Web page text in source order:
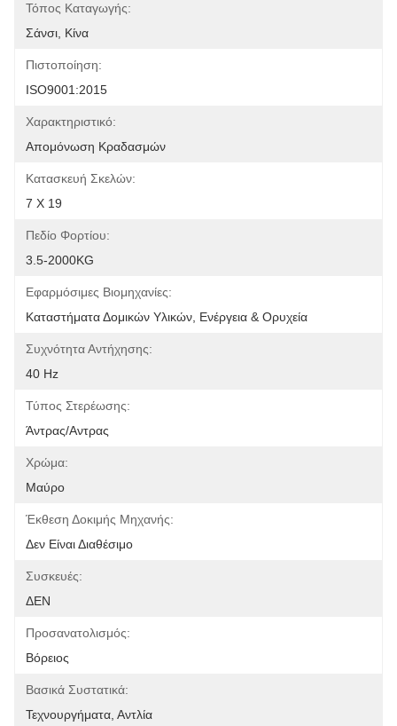
Τόπος Καταγωγής:
Σάνσι, Κίνα
Πιστοποίηση:
ISO9001:2015
Χαρακτηριστικό:
Απομόνωση Κραδασμών
Κατασκευή Σκελών:
7 X 19
Πεδίο Φορτίου:
3.5-2000KG
Εφαρμόσιμες Βιομηχανίες:
Καταστήματα Δομικών Υλικών, Ενέργεια & Ορυχεία
Συχνότητα Αντήχησης:
40 Hz
Τύπος Στερέωσης:
Άντρας/Αντρας
Χρώμα:
Μαύρο
Έκθεση Δοκιμής Μηχανής:
Δεν Είναι Διαθέσιμο
Συσκευές:
ΔΕΝ
Προσανατολισμός:
Βόρειος
Βασικά Συστατικά:
Τεχνουργήματα, Αντλία